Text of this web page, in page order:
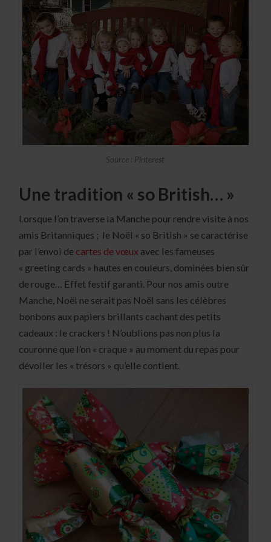
Source : Pinterest
Une tradition « so British… »
Lorsque l’on traverse la Manche pour rendre visite à nos
amis Britanniques ; le Noël « so British » se caractérise
par l’envoi de cartes de vœux avec les fameuses
« greeting cards » hautes en couleurs, dominées bien sûr
de rouge… Effet festif garanti. Pour nos amis outre
Manche, Noël ne serait pas Noël sans les célèbres
bonbons aux papiers brillants cachant des petits
cadeaux : le crackers ! N’oublions pas non plus la
couronne que l’on « craque » au moment du repas pour
dévoiler les « trésors » qu’elle contient.